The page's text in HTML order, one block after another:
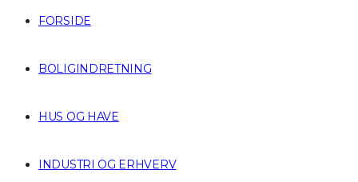
FORSIDE
BOLIGINDRETNING
HUS OG HAVE
INDUSTRI OG ERHVERV